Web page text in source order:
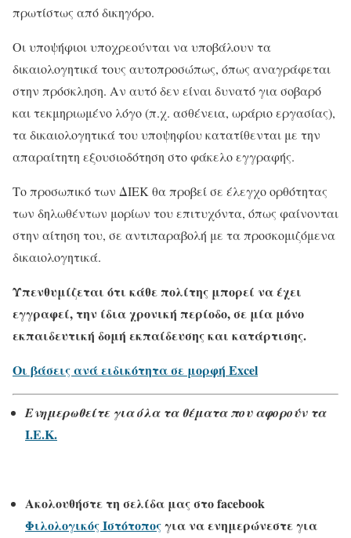
πρωτίστως από δικηγόρο.
Οι υποψήφιοι υποχρεούνται να υποβάλουν τα
δικαιολογητικά τους αυτοπροσώπως, όπως αναγράφεται
στην πρόσκληση. Αν αυτό δεν είναι δυνατό για σοβαρό
και τεκμηριωμένο λόγο (π.χ. ασθένεια, ωράριο εργασίας),
τα δικαιολογητικά του υποψηφίου κατατίθενται με την
απαραίτητη εξουσιοδότηση στο φάκελο εγγραφής.
Το προσωπικό των ΔΙΕΚ θα προβεί σε έλεγχο ορθότητας
των δηλωθέντων μορίων του επιτυχόντα, όπως φαίνονται
στην αίτηση του, σε αντιπαραβολή με τα προσκομιζόμενα
δικαιολογητικά.
Υπενθυμίζεται ότι κάθε πολίτης μπορεί να έχει
εγγραφεί, την ίδια χρονική περίοδο, σε μία μόνο
εκπαιδευτική δομή εκπαίδευσης και κατάρτισης.
Οι βάσεις ανά ειδικότητα σε μορφή Εxcel
Ενημερωθείτε για όλα τα θέματα που αφορούν τα
Ι.Ε.Κ.
Ακολουθήστε τη σελίδα μας στοfacebook
Φιλολογικός Ιστότοποςγια να ενημερώνεστε για